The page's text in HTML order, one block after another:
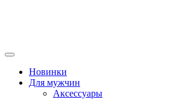
Новинки
Для мужчин
Аксессуары